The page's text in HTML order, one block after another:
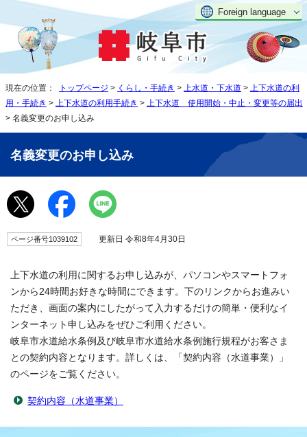
Foreign language
現在の位置： トップページ > くらし・手続き > 上水道・下水道 >
上下水道の利
用・手続き > 上下水道の利用手続き >
上下水道 使用開始・中止・変更等の届出
> 名義変更のお申し込み
名義変更のお申し込み
ページ番号1039102 更新日 令和8年4月30日
上下水道の利用に関するお申し込みが、パソコンやスマートフォ
ンから24時間お好きな時間にできます。下のリンクからお進みい
ただき、画面の案内にしたがって入力するだけの簡単・便利なイ
ンターネット申し込みをぜひご利用ください。
岐阜市水道給水条例及び岐阜市水道給水条例施行規程がお客さま
との契約内容となります。詳しくは、「契約内容（水道事業）」
のページをご覧ください。
契約内容（水道事業）